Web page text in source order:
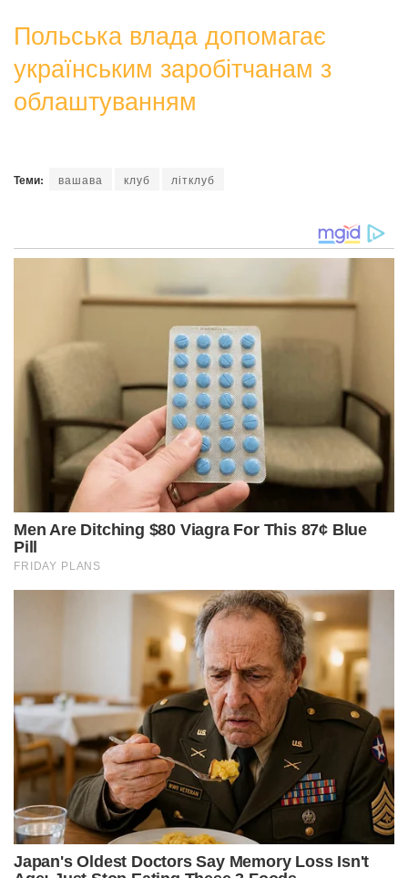
Польська влада допомагає
українським заробітчанам з
облаштуванням
Теми: вашава клуб літклуб